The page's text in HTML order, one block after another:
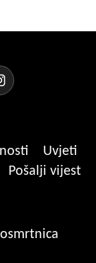
Uvjeti
Pošalji vijest